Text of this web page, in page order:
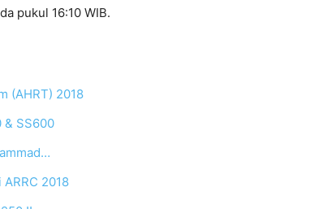
pukul 16:10 WIB.
(AHRT) 2018
& SS600
2018